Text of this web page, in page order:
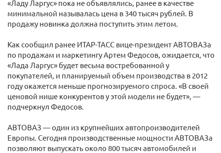
«Ладу Ларгус» пока не объявлялись, ранее в качестве
минимальной называлась цена в 340 тысяч рублей. В
продажу новинка должна поступить этим летом.
Как сообщил ранее ИТАР-ТАСС вице-президент АВТОВАЗа
по продажам и маркетингу Артем Федосов, ожидается, что
«Лада Ларгус» будет весьма востребованной у
покупателей, и планируемый объем производства в 2012
году окажется меньше прогнозируемого спроса. «В своей
ценовой нише конкурентов у этой модели не будет», —
подчеркнул Федосов.
АВТОВАЗ — один из крупнейших автопроизводителей
Европы. Сегодня производственные мощности АВТОВАЗа
позволяют выпускать около 800 тысяч автомобилей и